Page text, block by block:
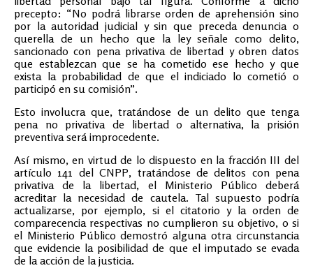
precepto: “No podrá librarse orden de aprehensión sino
por la autoridad judicial y sin que preceda denuncia o
querella de un hecho que la ley señale como delito,
sancionado con pena privativa de libertad y obren datos
que establezcan que se ha cometido ese hecho y que
exista la probabilidad de que el indiciado lo cometió o
participó en su comisión”.
Esto involucra que, tratándose de un delito que tenga
pena no privativa de libertad o alternativa, la prisión
preventiva será improcedente.
Así mismo, en virtud de lo dispuesto en la fracción III del
artículo 141 del CNPP, tratándose de delitos con pena
privativa de la libertad, el Ministerio Público deberá
acreditar la necesidad de cautela. Tal supuesto podría
actualizarse, por ejemplo, si el citatorio y la orden de
comparecencia respectivas no cumplieron su objetivo, o si
el Ministerio Público demostró alguna otra circunstancia
que evidencie la posibilidad de que el imputado se evada
de la acción de la justicia.